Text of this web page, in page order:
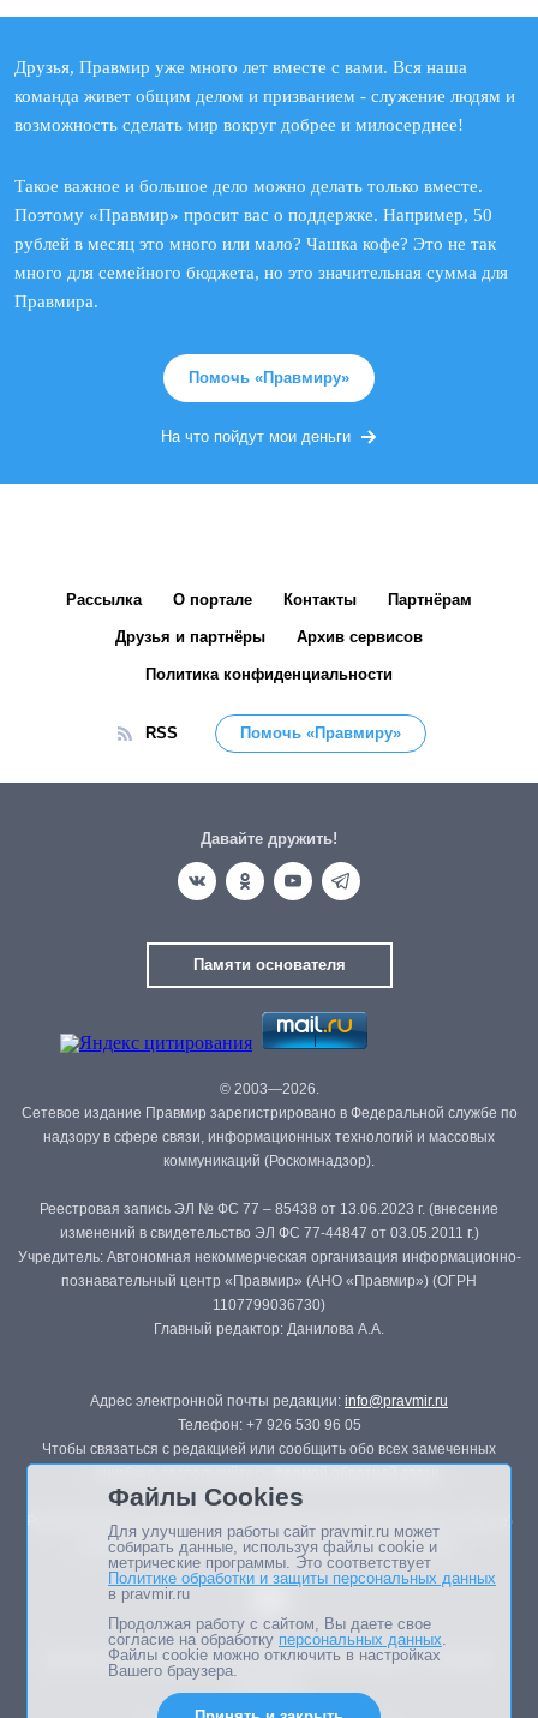
Друзья, Правмир уже много лет вместе с вами. Вся наша
команда живет общим делом и призванием - служение людям и
возможность сделать мир вокруг добрее и милосерднее!
Такое важное и большое дело можно делать только вместе.
Поэтому «Правмир» просит вас о поддержке. Например, 50
рублей в месяц это много или мало? Чашка кофе? Это не так
много для семейного бюджета, но это значительная сумма для
Правмира.
Помочь «Правмиру»
На что пойдут мои деньги
Рассылка О портале Контакты Партнёрам
Друзья и партнёры Архив сервисов
Политика конфиденциальности
RSS Помочь «Правмиру»
Давайте дружить!
Памяти основателя
© 2003—2026.
Сетевое издание Правмир зарегистрировано в Федеральной службе по
надзору в сфере связи, информационных технологий и массовых
коммуникаций (Роскомнадзор).
Реестровая запись ЭЛ № ФС 77 – 85438 от 13.06.2023 г. (внесение
изменений в свидетельство ЭЛ ФС 77-44847 от 03.05.2011 г.)
Учредитель: Автономная некоммерческая организация информационно-
познавательный центр «Правмир» (АНО «Правмир») (ОГРН
1107799036730)
Главный редактор: Данилова А.А.
Адрес электронной почты редакции: info@pravmir.ru
Телефон: +7 926 530 96 05
Чтобы связаться с редакцией или сообщить обо всех замеченных
Републикация материалов сайта в печатных изданиях (книгах, прессе)
возможна только с письменного разрешения редакции.
Мнение авторов статей портала может не совпадать с позицией
Файлы Cookies
Для улучшения работы сайт pravmir.ru может
собирать данные, используя файлы cookie и
метрические программы. Это соответствует
Политике обработки и защиты персональных данных
в pravmir.ru
Продолжая работу с сайтом, Вы даете свое
согласие на обработку персональных данных.
Файлы cookie можно отключить в настройках
Вашего браузера.